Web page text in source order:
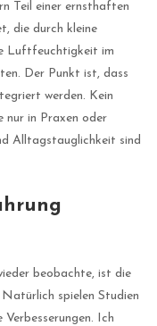
Teil einer ernsthaften
die durch kleine
Luftfeuchtigkeit im
Der Punkt ist, dass
werden. Kein
nur in Praxen oder
Alltagstauglichkeit sind
beobachte, ist die
spielen Studien
Ich